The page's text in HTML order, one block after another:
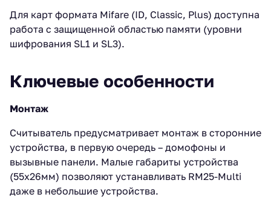
Для карт формата Mifare (ID, Classic, Plus) доступна
работа с защищенной областью памяти (уровни
шифрования SL1 и SL3).
Ключевые особенности
Монтаж
Считыватель предусматривает монтаж в сторонние
устройства, в первую очередь – домофоны и
вызывные панели. Малые габариты устройства
(55х26мм) позволяют устанавливать RM25-Multi
даже в небольшие устройства.